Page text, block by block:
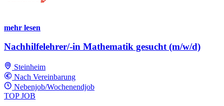
mehr lesen
Nachhilfelehrer/-in Mathematik gesucht (m/w/d)
Steinheim
Nach Vereinbarung
Nebenjob/Wochenendjob
TOP JOB